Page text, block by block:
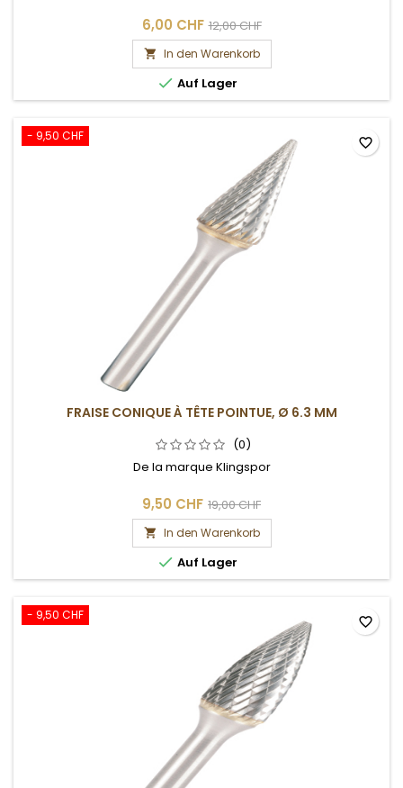
6,00 CHF 12,00 CHF
 In den Warenkorb
 Auf Lager
- 9,50 CHF
FRAISE CONIQUE À TÊTE POINTUE, Ø 6.3 MM
(0)
De la marque Klingspor
9,50 CHF 19,00 CHF
 In den Warenkorb
 Auf Lager
favorite_border
- 9,50 CHF favorite_border